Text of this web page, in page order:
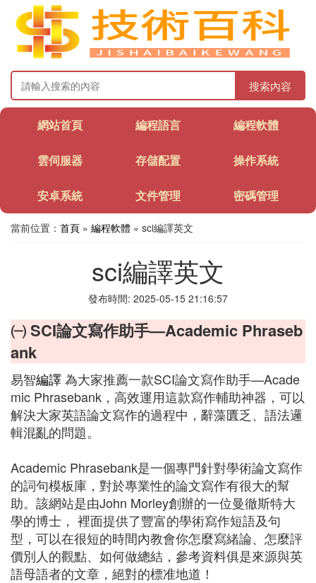
搜索內容
網站首頁 編程語言 編程軟體
雲伺服器 存儲配置 操作系統
安卓系統 文件管理 密碼管理
當前位置： 首頁 » 編程軟體 » sci編譯英文
sci編譯英文
發布時間: 2025-05-15 21:16:57
㈠ SCI論文寫作助手—Academic Phraseb
ank
易智編譯為大家推薦一款SCI論文寫作助手—Acade
mic Phrasebank，高效運用這款寫作輔助神器，可以
解決大家英語論文寫作的過程中，辭藻匱乏、語法邏
輯混亂的問題。
Academic Phrasebank是一個專門針對學術論文寫作
的詞句模板庫，對於專業性的論文寫作有很大的幫
助。該網站是由John Morley創辦的一位曼徹斯特大
學的博士， 裡面提供了豐富的學術寫作短語及句
型，可以在很短的時間內教會你怎麼寫緒論、怎麼評
價別人的觀點、如何做總結，參考資料俱是來源與英
語母語者的文章，絕對的標准地道！